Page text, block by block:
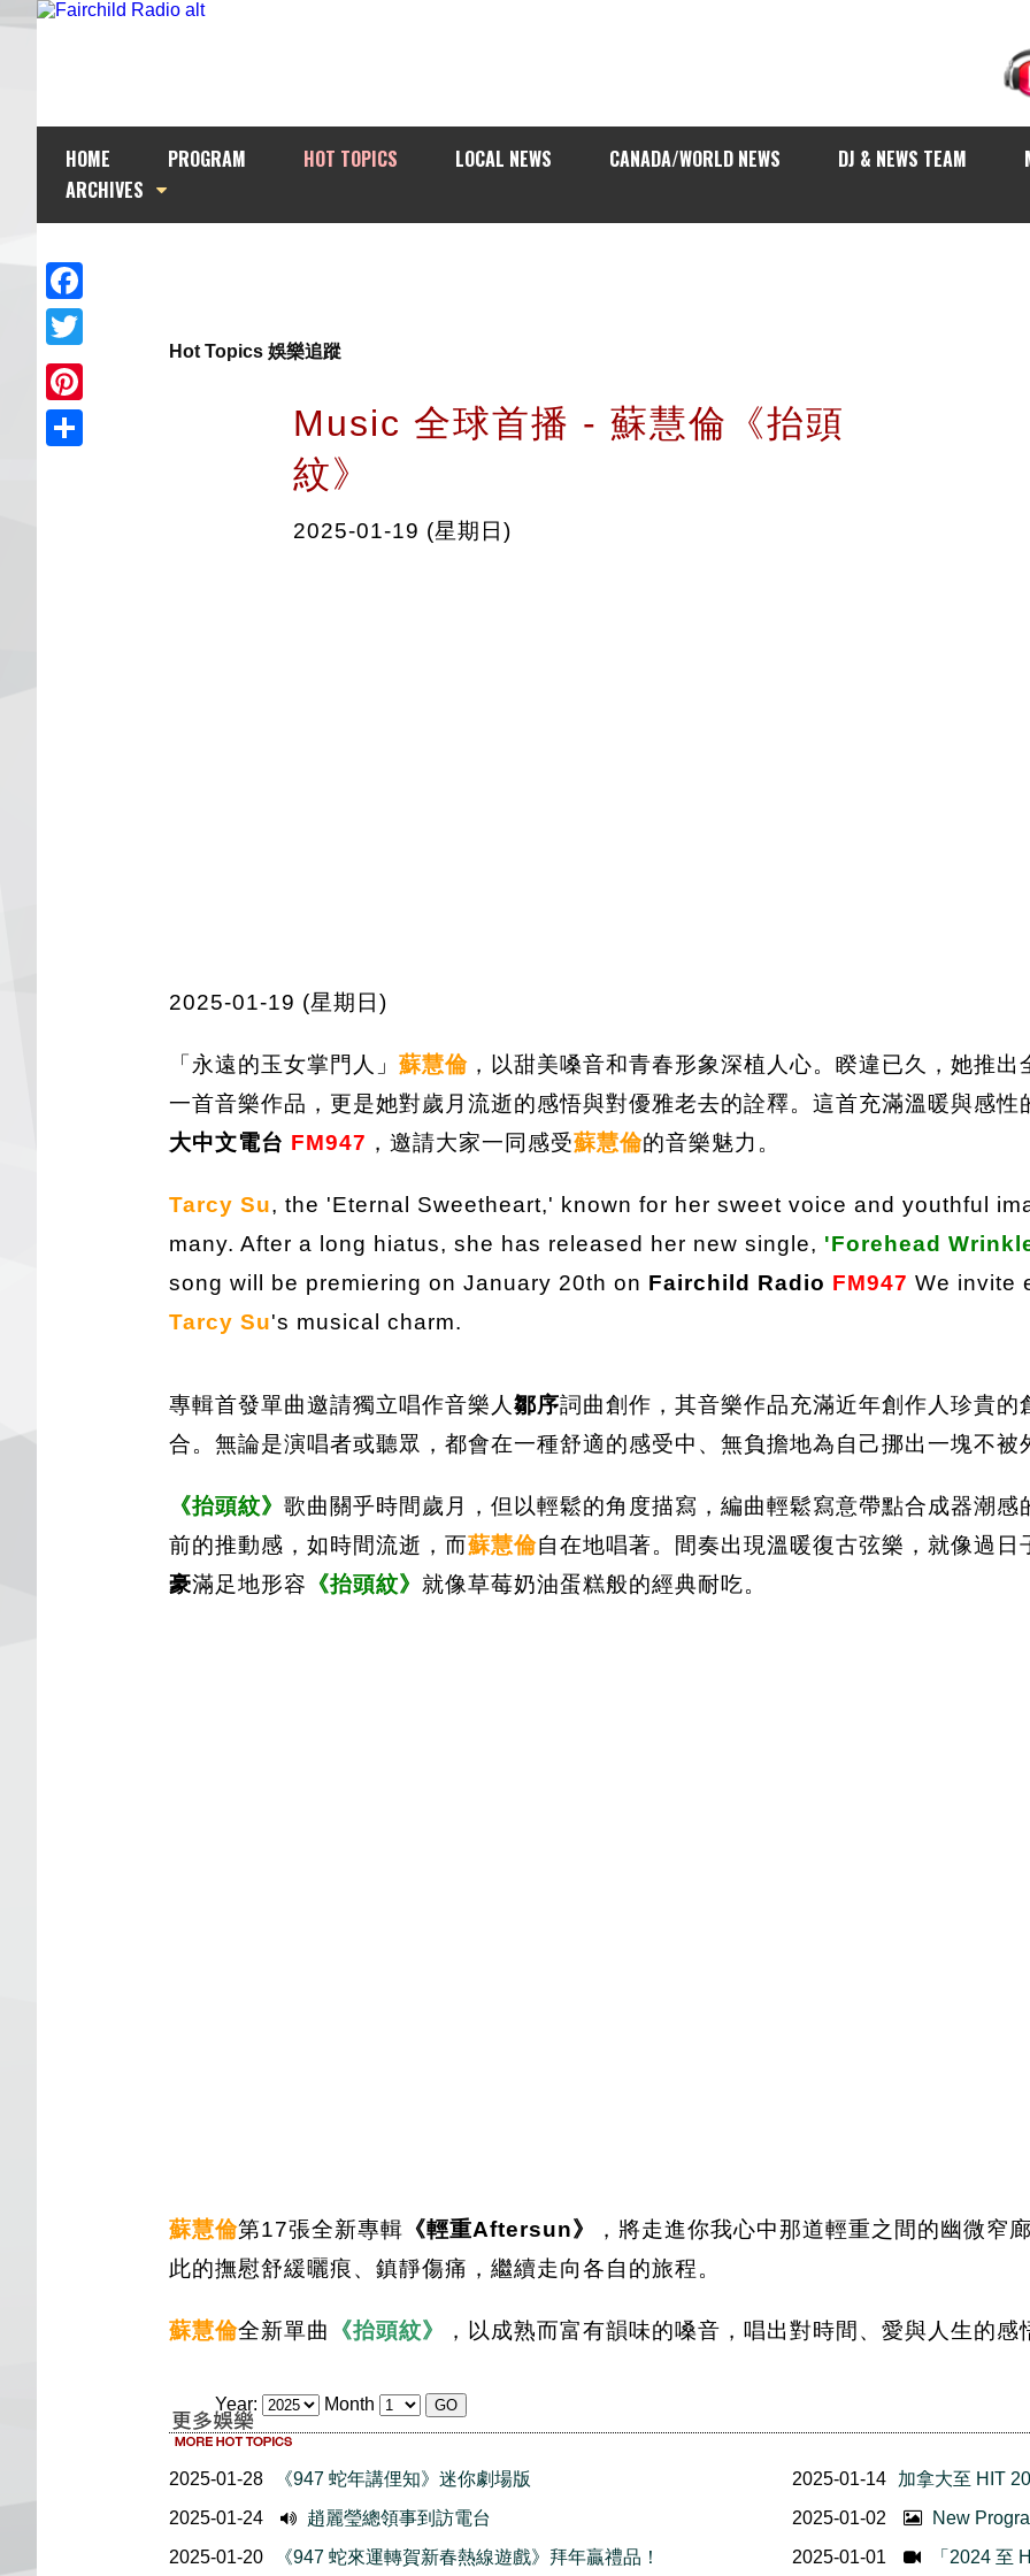
HOME PROGRAM HOT TOPICS LOCAL NEWS CANADA/WORLD NEWS DJ & NEWS TEAM
ARCHIVES
Facebook
Twitter
Pinterest
Hot Topics 娛樂追蹤
Music 全球首播 - 蘇慧倫《抬頭
紋》
2025-01-19 (星期日)
2025-01-19 (星期日)
「永遠的玉女掌門人」 蘇慧倫 ，以甜美嗓音和青春形象深植人心。睽違已久，她推出
一首音樂作品，更是她對歲月流逝的感悟與對優雅老去的詮釋。這首充滿溫暖與感
大中文電台 FM947 ，邀請大家一同感受蘇慧倫的音樂魅力。
Tarcy Su, the 'Eternal Sweetheart,' known for her sweet voice and youthful
many. After a long hiatus, she has released her new single, 'Forehead
song will be premiering on January 20th on Fairchild Radio FM947 We invite
Tarcy Su's musical charm.
專輯首發單曲邀請獨立唱作音樂人 鄒序詞曲創作，其音樂作品充滿近年創作人珍貴
合。無論是演唱者或聽眾，都會在一種舒適的感受中、無負擔地為自己挪出一塊不
《抬頭紋》 歌曲關乎時間歲月，但以輕鬆的角度描寫，編曲輕鬆寫意帶點合成器潮感
前的推動感，如時間流逝，而蘇慧倫自在地唱著。間奏出現溫暖復古弦樂，就像過
豪滿足地形容 《抬頭紋》 就像草莓奶油蛋糕般的經典耐吃。
蘇慧倫第17張全新專輯 《輕重Aftersun》
，將走進你我心中那道輕重之間的幽微窄
此的撫慰舒緩曬痕、鎮靜傷痛，繼續走向各自的旅程。
蘇慧倫全新單曲 《抬頭紋》 ，以成熟而富有韻味的嗓音，唱出對時間、愛與人生的感
Year: Month
2025-01-28
《947 蛇年講俚知》迷你劇場版
2025-01-24
趙麗瑩總領事到訪電台
2025-01-20
《947 蛇來運轉賀新春熱線遊戲》拜年贏禮品！
2025-01-14
加拿大至 HIT
2025-01-02
New
2025-01-01
「2024 至